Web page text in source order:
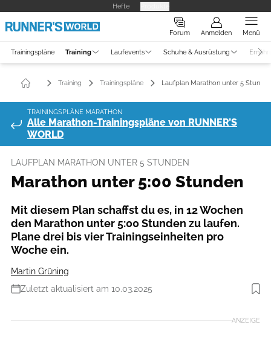
Hefte
Forum Anmelden Menü
Trainingspläne Training Laufevents Schuhe & Ausrüstung
Training Trainingspläne Laufplan Marathon unter 5 Stunden
TRAININGSPLÄNE MARATHON
Alle Marathon-Trainingspläne von RUNNER’S
WORLD
LAUFPLAN MARATHON UNTER 5 STUNDEN
Marathon unter 5:00 Stunden
Mit diesem Plan schaffst du es, in 12 Wochen
den Marathon unter 5:00 Stunden zu laufen.
Plane drei bis vier Trainingseinheiten pro
Woche ein.
Martin Grüning
Zuletzt aktualisiert am 10.03.2025
Foto: Norbert Wilhelmi
ANZEIGE